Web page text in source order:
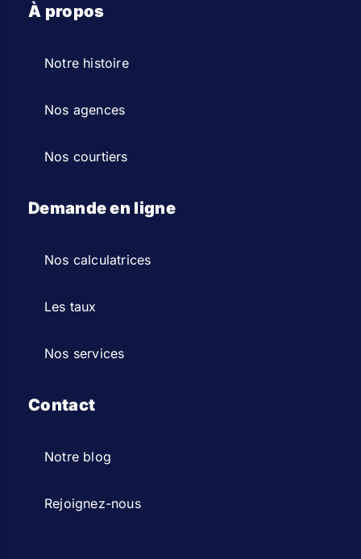
À propos
Notre histoire
Nos agences
Nos courtiers
Demande en ligne
Nos calculatrices
Les taux
Nos services
Contact
Notre blog
Rejoignez-nous